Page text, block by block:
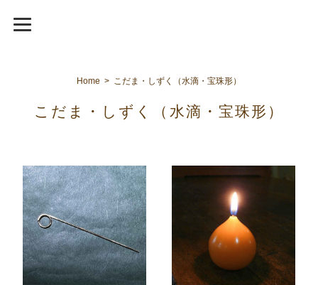
Home こだま・しずく（水滴・宝珠形）
こだま・しずく（水滴・宝珠形）